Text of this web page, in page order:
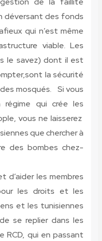
déversant des fonds
qui n’est même
viable. Les
le savez) dont il est
la sécurité
mosqués. Si vous
régime qui crée les
vous ne laisserez
que chercher à
des bombes chez-
d’aider les membres
les droits et les
et les tunisiennes
se replier dans les
RCD, qui en passant